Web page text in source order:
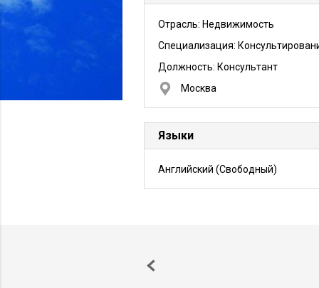
Отрасль: Недвижимость
Специализация:
Должность: Консультант
Москва
Языки
Английский (Свободный)